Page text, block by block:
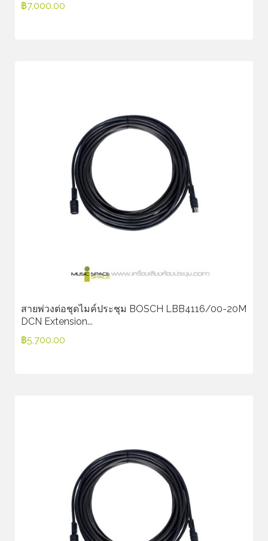
฿7,000.00
สายพ่วงต่อชุดไมค์ประชุม BOSCH LBB4116/00-20M
DCN Extension...
฿5,700.00